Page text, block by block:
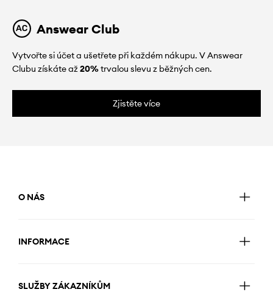
Answear Club
Vytvořte si účet a ušetřete při každém nákupu. V Answear
Clubu získáte až20%trvalou slevu z běžných cen.
Zjistěte více
O NÁS
INFORMACE
SLUŽBY ZÁKAZNÍKŮM